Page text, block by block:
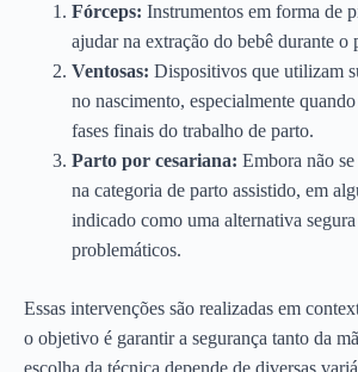
Fórceps: Instrumentos em forma de
ajudar na extração do bebê durante o
Ventosas: Dispositivos que utilizam
no nascimento, especialmente
fases finais do trabalho de parto.
Parto por cesariana: Embora não
na categoria de parto assistido, em
indicado como uma alternativa
problemáticos.
Essas intervenções são realizadas em
o objetivo é garantir a segurança tanto da